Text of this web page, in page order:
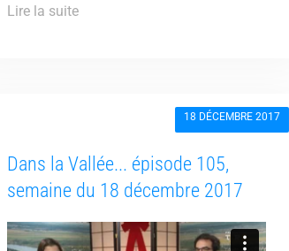
Lire la suite
18 DÉCEMBRE 2017
Dans la Vallée... épisode 105,
semaine du 18 décembre 2017